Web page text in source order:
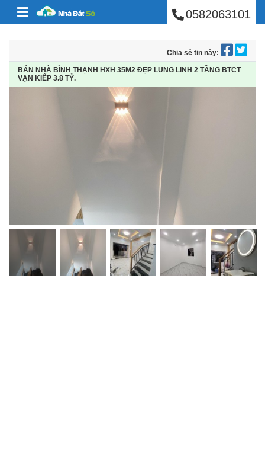
Skip to content BÁN NHÀ PHÚ0582063101
Chia sẻ tin này:
BÁN NHÀ BÌNH THẠNH HXH 35M2 ĐẸP LUNG LINH 2 TẦNG BTCT
VẠN KIẾP 3.8 TỶ.